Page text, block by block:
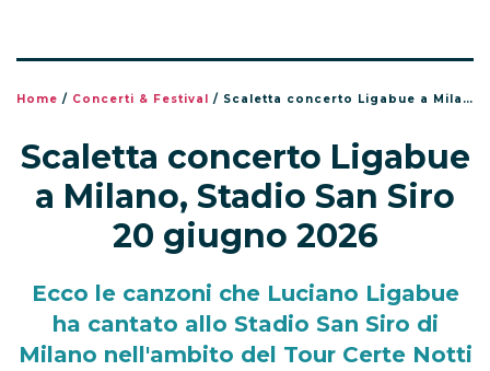
Home / Concerti & Festival / Scaletta concerto Ligabue a Milano, Stadio San Siro 20 giugno 2026
Scaletta concerto Ligabue
a Milano, Stadio San Siro
20 giugno 2026
Ecco le canzoni che Luciano Ligabue
ha cantato allo Stadio San Siro di
Milano nell'ambito del Tour Certe Notti